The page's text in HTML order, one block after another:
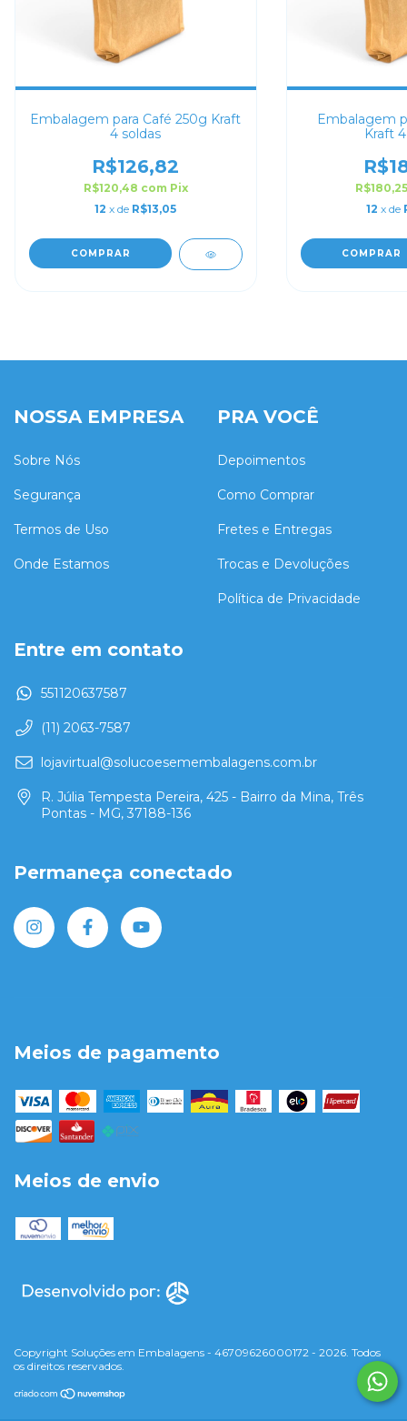
Embalagem para Café 250g Kraft
4 soldas
R$126,82
R$120,48 com Pix
12 x de R$13,05
COMPRAR
Embalagem
Kraft
12 x de
COMPRAR
NOSSA EMPRESA
Sobre Nós
Segurança
Termos de Uso
Onde Estamos
PRA VOCÊ
Depoimentos
Como Comprar
Fretes e Entregas
Trocas e Devoluções
Política de Privacidade
Entre em contato
551120637587
(11) 2063-7587
lojavirtual@solucoesemembalagens.com.br
R. Júlia Tempesta Pereira, 425 - Bairro da Mina, Três
Pontas - MG, 37188-136
Permaneça conectado
Meios de pagamento
Meios de envio
Copyright Soluções em Embalagens - 46709626000172 - 2026. Todos
os direitos reservados.